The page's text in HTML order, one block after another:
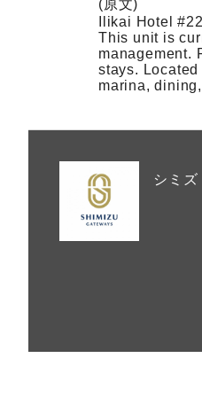
(原文)
Ilikai Hotel
This unit is
management.
stays.
marina,
シミズ